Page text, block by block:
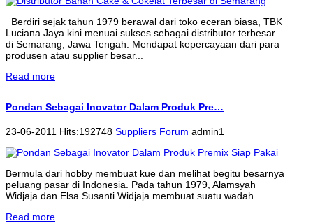
Berdiri sejak tahun 1979 berawal dari toko eceran biasa, TBK
Luciana Jaya kini menuai sukses sebagai distributor terbesar
di Semarang, Jawa Tengah. Mendapat kepercayaan dari para
produsen atau supplier besar...
Read more
Pondan Sebagai Inovator Dalam Produk Pre…
23-06-2011 Hits:192748 Suppliers Forum admin1
Bermula dari hobby membuat kue dan melihat begitu besarnya
peluang pasar di Indonesia. Pada tahun 1979, Alamsyah
Widjaja dan Elsa Susanti Widjaja membuat suatu wadah...
Read more